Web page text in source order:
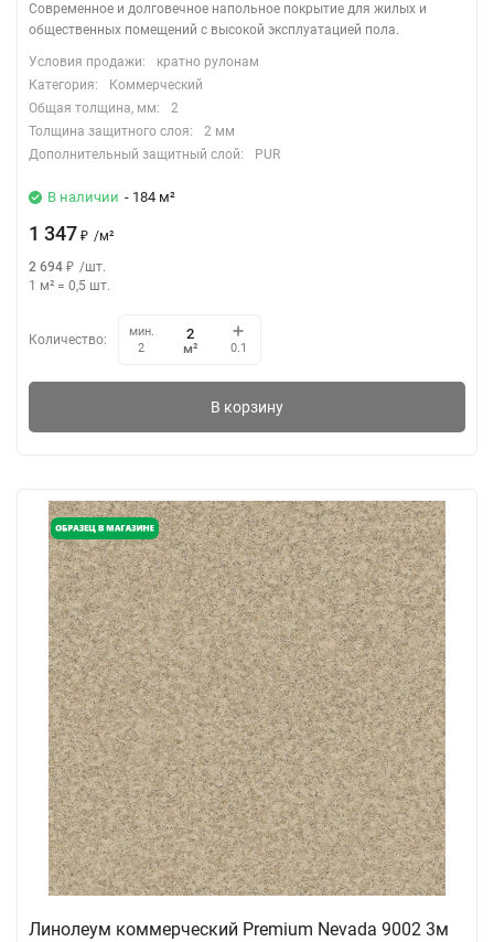
Современное и долговечное напольное покрытие для жилых и
общественных помещений с высокой эксплуатацией пола.
Условия продажи:
кратно рулонам
Категория:
Коммерческий
Общая толщина, мм:
2
Толщина защитного слоя:
2 мм
Дополнительный защитный слой:
PUR
В наличии - 184 м²
1 347 ₽ /м²
2 694 ₽ /шт.
1 м² = 0,5 шт.
Количество:
мин.
2
м² 0.1
В корзину
Линолеум коммерческий Premium Nevada 9002 3м